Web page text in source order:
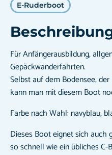
E-Ruderboot
Für Anfängerausbildung,
Gepäckwanderfahrten.
Selbst auf dem Bodensee,
kann man mit diesem Boot
Farbe nach Wahl: navyblau,
Dieses Boot eignet sich
so schnell wie ein übliches C-